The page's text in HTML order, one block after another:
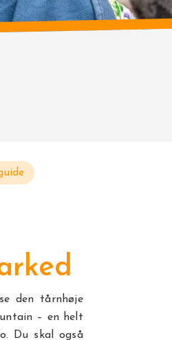
den tårnhøje
– en helt
Du skal også